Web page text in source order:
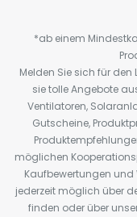
*ab einem
Melden Sie sich für
sie tolle Angebote
Ventilatoren,
Gutscheine,
möglichen
Kaufbewertungen und
jederzeit möglich über
finden oder über